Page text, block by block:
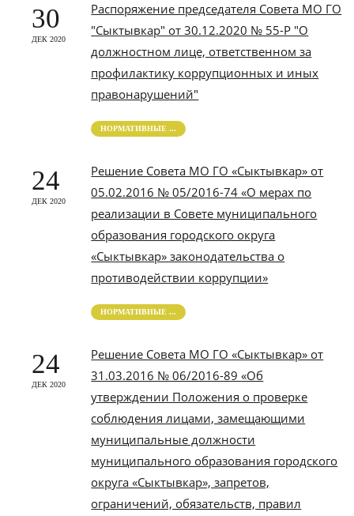
30
ДЕК 2020
Распоряжение председателя Совета МО ГО
"Сыктывкар" от 30.12.2020 № 55-Р "О
должностном лице, ответственном за
профилактику коррупционных и иных
правонарушений"
НОРМАТИВНЫЕ ...
24
ДЕК 2020
Решение Совета МО ГО «Сыктывкар» от
05.02.2016 № 05/2016-74 «О мерах по
реализации в Совете муниципального
образования городского округа
«Сыктывкар» законодательства о
противодействии коррупции»
НОРМАТИВНЫЕ ...
24
ДЕК 2020
Решение Совета МО ГО «Сыктывкар» от
31.03.2016 № 06/2016-89 «Об
утверждении Положения о проверке
соблюдения лицами, замещающими
муниципальные должности
муниципального образования городского
округа «Сыктывкар», запретов,
ограничений, обязательств, правил